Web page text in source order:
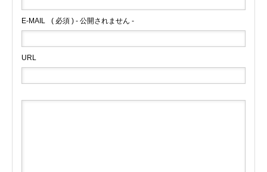
E-MAIL ( 必須 ) - 公開されません -
URL